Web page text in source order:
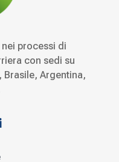
processi di
con sedi su
Brasile, Argentina,